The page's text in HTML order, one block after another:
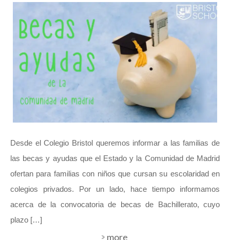
Desde el Colegio Bristol queremos informar a las familias de
las becas y ayudas que el Estado y la Comunidad de Madrid
ofertan para familias con niños que cursan su escolaridad en
colegios privados. Por un lado, hace tiempo informamos
acerca de la convocatoria de becas de Bachillerato, cuyo
plazo […]
more